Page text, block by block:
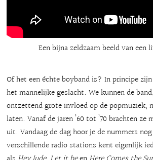
Een bijna zeldzaam beeld van een
Of het een échte boyband is? In principe
het mannelijke geslacht. We kunnen de
ontzettend grote invloed op de popmuziek,
laten. Vanaf de jaren ’60 tot ’70 brachten ze
uit. Vandaag de dag hoor je de nummers
verschillende radio stations kent eigenlijk